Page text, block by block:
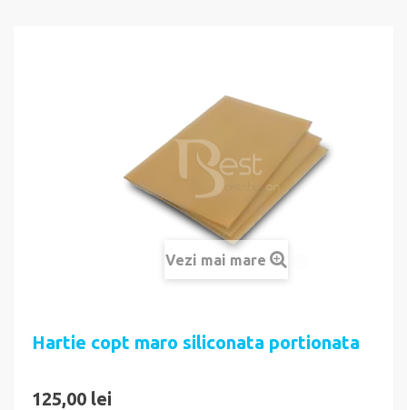
Vezi mai mare
Hartie copt maro siliconata portionata
125,00 lei